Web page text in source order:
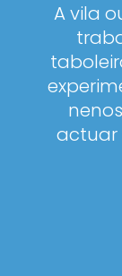
A vila
actuar